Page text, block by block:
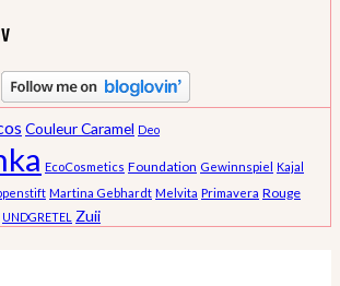
Couleur Caramel Deo
EcoCosmetics Foundation Gewinnspiel Kajal
Martina Gebhardt Melvita Primavera Rouge
UNDGRETEL Zuii